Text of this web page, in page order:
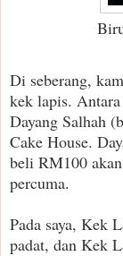
Di seberang,
kek lapis.
Dayang Salhah
Cake House.
beli RM100
percuma.
Pada saya, Kek
padat, dan Kek